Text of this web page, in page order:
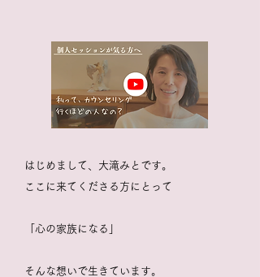
はじめまして、大滝みとです。
ここに来てくださる方にとって
「心の家族になる」
そんな想いで生きています。